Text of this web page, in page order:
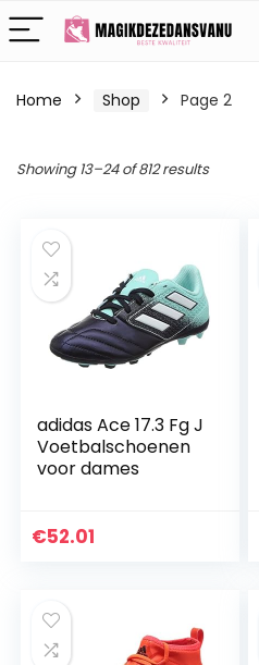
Home Shop Page 2
Showing 13–24 of 812 results
adidas Ace 17.3 Fg J
Voetbalschoenen
voor dames
€52.01